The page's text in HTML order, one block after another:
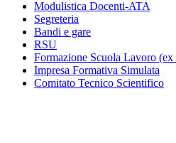
Modulistica Docenti-ATA
Segreteria
Bandi e gare
RSU
Formazione Scuola Lavoro
Impresa Formativa Simulata
Comitato Tecnico Scientifico